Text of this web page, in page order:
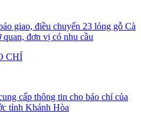
giao, điều chuyển 23 lóng gỗ Cà
đơn vị có nhu cầu
CHÍ
cấp thông tin cho báo chí của
tỉnh Khánh Hòa